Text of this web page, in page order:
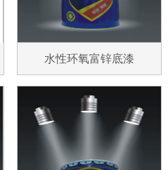
水性环氧富锌底漆